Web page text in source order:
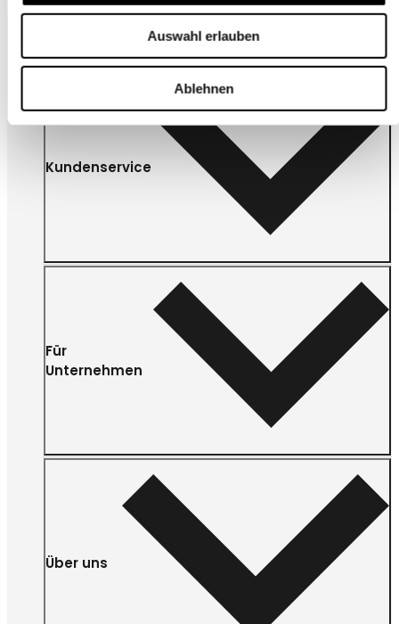
Auswahl erlauben
Ablehnen
Kundenservice
Für
Unternehmen
Über uns